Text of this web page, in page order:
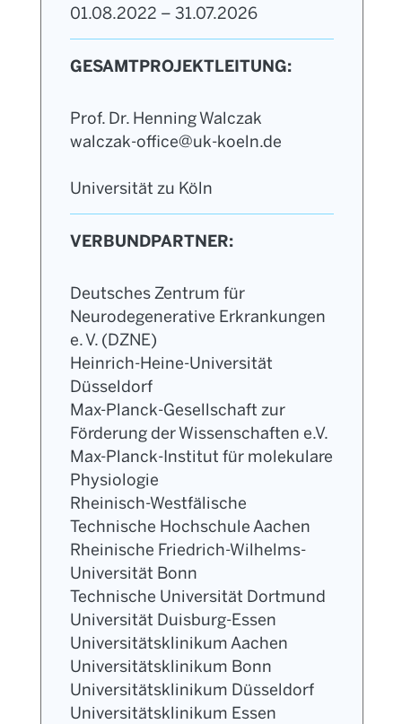
01.08.2022 – 31.07.2026
GESAMTPROJEKTLEITUNG:
Prof. Dr. Henning Walczak
walczak-office@uk-koeln.de
Universität zu Köln
VERBUNDPARTNER:
Deutsches Zentrum für
Neurodegenerative Erkrankungen
e. V. (DZNE)
Heinrich-Heine-Universität
Düsseldorf
Max-Planck-Gesellschaft zur
Förderung der Wissenschaften e.V.
Max-Planck-Institut für molekulare
Physiologie
Rheinisch-Westfälische
Technische Hochschule Aachen
Rheinische Friedrich-Wilhelms-
Universität Bonn
Technische Universität Dortmund
Universität Duisburg-Essen
Universitätsklinikum Aachen
Universitätsklinikum Bonn
Universitätsklinikum Düsseldorf
Universitätsklinikum Essen